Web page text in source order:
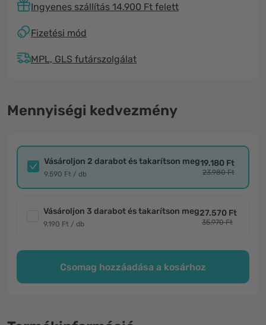
Ingyenes szállítás 14.900 Ft felett
Fizetési mód
MPL, GLS futárszolgálat
Mennyiségi kedvezmény
Vásároljon 2 darabot és takarítson meg
9.590 Ft / db
19.180 Ft
23.980 Ft
Vásároljon 3 darabot és takarítson meg
9.190 Ft / db
27.570 Ft
35.970 Ft
Csomag hozzáadása a kosárhoz